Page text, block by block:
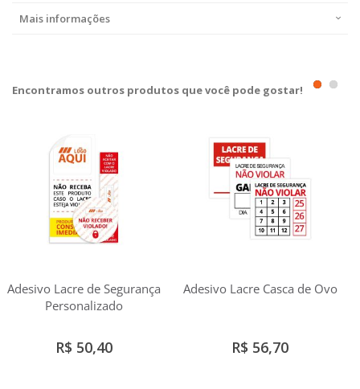
Mais informações
Encontramos outros produtos que você pode gostar!
Adesivo Lacre de Segurança
Personalizado
R$ 50,40
Adesivo Lacre Casca de Ovo
R$ 56,70